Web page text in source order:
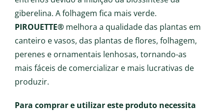
giberelina. A folhagem fica mais verde.
PIROUETTE® melhora a qualidade das plantas em
canteiro e vasos, das plantas de flores, folhagem,
perenes e ornamentais lenhosas, tornando-as
mais fáceis de comercializar e mais lucrativas de
produzir.
Para comprar e utilizar este produto necessita